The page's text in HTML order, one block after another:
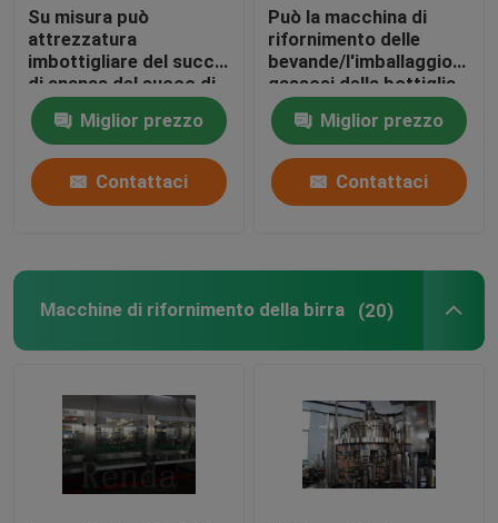
Stampatrice della data di scadenza
etichettatrice dell'autoadesivo
Impacchettatrici automatizzate
Su misura può
attrezzatura
imbottigliare del succo
di ananas del succo di
mele della macchina di
rifornimentoMiglior prezzo
Contattaci
Può la macchina di
rifornimento delle
bevande/l'imballaggio
gassosi della bottiglia
bevanda del gas può
macchina di
rifornimento
Miglior prezzo
Contattaci
Macchine di rifornimento della birra (20)